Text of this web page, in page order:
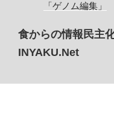
「ゲノム編集」
食からの情報民主
INYAKU.Net